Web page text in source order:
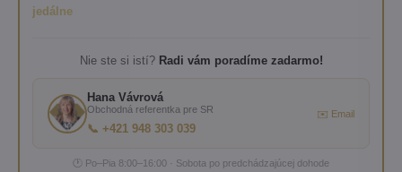
jedálne
Nie ste si istí? Radi vám poradíme zadarmo!
Hana Vávrová
Obchodná referentka pre SR
📞 +421 948 303 039
✉️ Email
🕐 Po–Pia 8:00–16:00 · Sobota po predchádzajúcej dohode